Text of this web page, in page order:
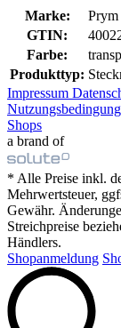
Marke:
Prym
GTIN:
Farbe:
Produkttyp:
Impressum
Shops
a brand of
* Alle Preise inkl.
Mehrwertsteuer,
Gewähr.
Streichpreise
Händlers.
Shopanmeldung